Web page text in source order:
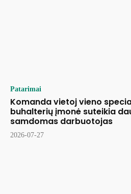
Patarimai
Komanda vietoj vieno
buhalterių įmonė suteikia
samdomas darbuotojas
2026-07-27